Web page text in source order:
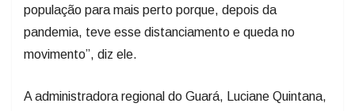
população para mais perto porque, depois da
pandemia, teve esse distanciamento e queda no
movimento”, diz ele.
A administradora regional do Guará, Luciane Quintana,